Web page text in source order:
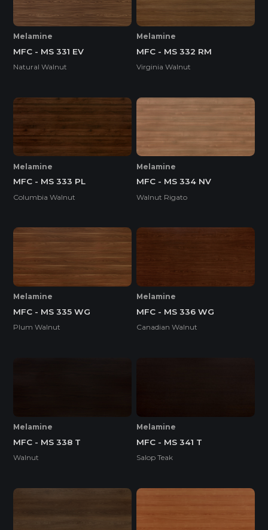
Melamine
MFC - MS 331 EV
Natural Walnut
Melamine
MFC - MS 332 RM
Virginia Walnut
Melamine
MFC - MS 333 PL
Columbia Walnut
Melamine
MFC - MS 334 NV
Walnut Rigato
Melamine
MFC - MS 335 WG
Plum Walnut
Melamine
MFC - MS 336 WG
Canadian Walnut
Melamine
MFC - MS 338 T
Walnut
Melamine
MFC - MS 341 T
Salop Teak